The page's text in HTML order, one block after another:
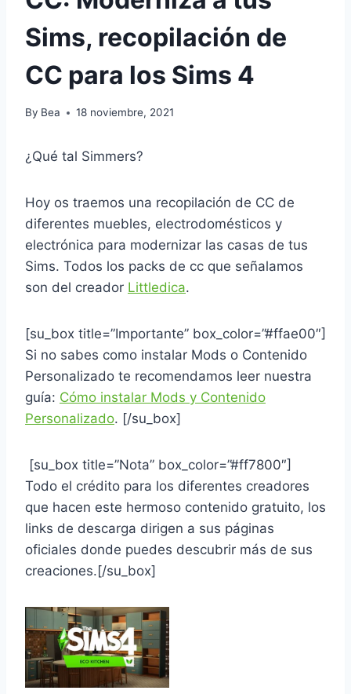
Sims, recopilación de
CC para los Sims 4
By Bea 18 noviembre, 2021
¿Qué tal Simmers?
Hoy os traemos una recopilación de CC de
diferentes muebles, electrodomésticos y
electrónica para modernizar las casas de tus
Sims. Todos los packs de cc que señalamos
son del creador Littledica.
[su_box title=”Importante” box_color=”#ffae00″]
Si no sabes como instalar Mods o Contenido
Personalizado te recomendamos leer nuestra
guía: Cómo instalar Mods y Contenido
Personalizado. [/su_box]
[su_box title=”Nota” box_color=”#ff7800″]
Todo el crédito para los diferentes creadores
que hacen este hermoso contenido gratuito, los
links de descarga dirigen a sus páginas
oficiales donde puedes descubrir más de sus
creaciones.[/su_box]